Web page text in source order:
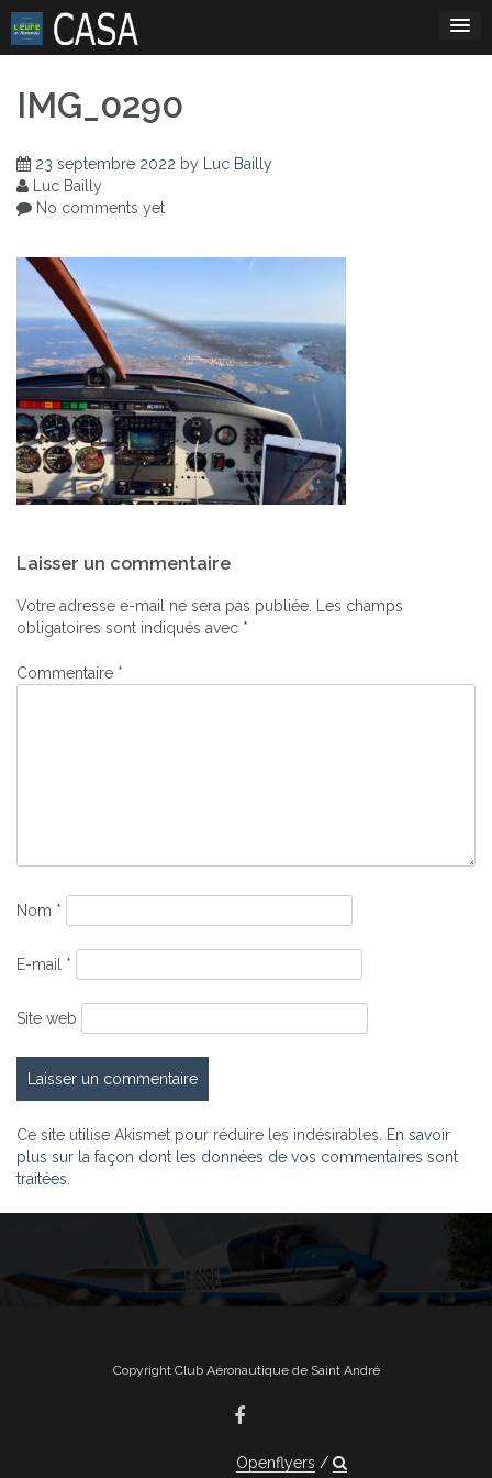
Skip
content
IMG_0290
23 septembre 2022 by Luc Bailly
Luc Bailly
No comments yet
de
l’article
Laisser un commentaire
Votre adresse e-mail ne sera pas publiée. Les champs
obligatoires sont indiqués avec *
Commentaire *
Nom *
E-mail *
Site web
Ce site utilise Akismet pour réduire les indésirables. En savoir
plus sur la façon dont les données de vos commentaires sont
traitées
Copyright Club Aéronautique de Saint André
Openflyers